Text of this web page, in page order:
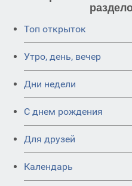
Топ открыток
Утро, день, вечер
Дни недели
C днем рождения
Для друзей
Календарь